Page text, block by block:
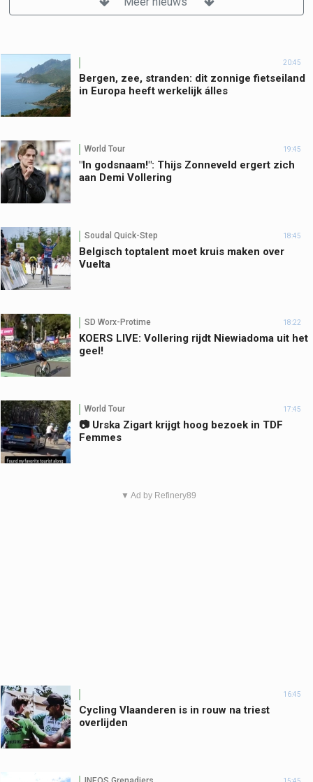
20:45
Bergen, zee, stranden: dit zonnige fietseiland
in Europa heeft werkelijk álles
World Tour 19:45
"In godsnaam!": Thijs Zonneveld ergert zich
aan Demi Vollering
Soudal Quick-Step 18:45
Belgisch toptalent moet kruis maken over
Vuelta
SD Worx-Protime 18:22
KOERS LIVE: Vollering rijdt Niewiadoma uit het
geel!
World Tour 17:45
📷 Urska Zigart krijgt hoog bezoek in TDF
Femmes
▼ Ad by Refinery89
16:45
Cycling Vlaanderen is in rouw na triest
overlijden